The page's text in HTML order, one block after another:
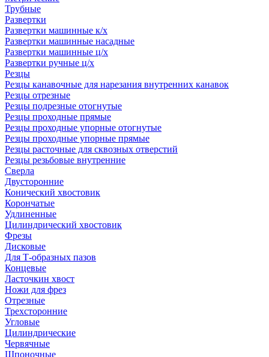
Трубные
Развертки
Развертки машинные к/х
Развертки машинные насадные
Развертки машинные ц/х
Развертки ручные ц/х
Резцы
Резцы канавочные для нарезания внутренних канавок
Резцы отрезные
Резцы подрезные отогнутые
Резцы проходные прямые
Резцы проходные упорные отогнутые
Резцы проходные упорные прямые
Резцы расточные для сквозных отверстий
Резцы резьбовые внутренние
Сверла
Двусторонние
Конический хвостовик
Корончатые
Удлиненные
Цилиндрический хвостовик
Фрезы
Дисковые
Для Т-образных пазов
Концевые
Ласточкин хвост
Ножи для фрез
Отрезные
Трехсторонние
Угловые
Цилиндрические
Червячные
Шпоночные